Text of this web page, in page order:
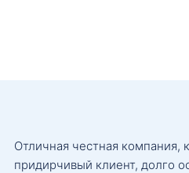
Отличная честная
придирчивый клиент, долго